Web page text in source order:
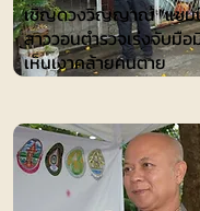
เชิญดวงวิญญาณ “แชม
สาววอนตำรวจเร่งจับมื
เห็นเงาคล้ายคนตาย